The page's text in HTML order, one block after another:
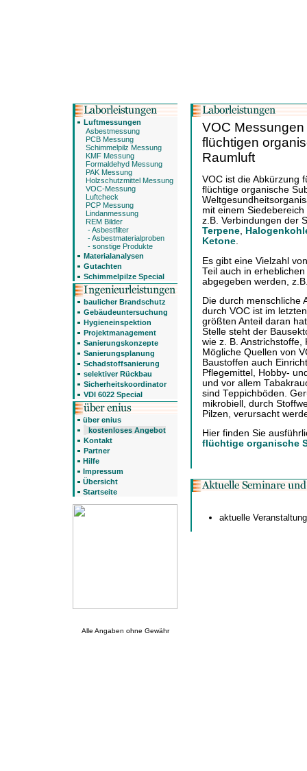
Luftmessungen
Asbestmessung
PCB Messung
Schimmelpilz Messung
KMF Messung
Formaldehyd Messung
PAK Messung
Holzschutzmittel Messung
VOC-Messung
Luftcheck
PCP Messung
Lindanmessung
REM Bilder
- Asbestfilter
- Asbestmaterialproben
- sonstige Produkte
Materialanalysen
Gutachten
Schimmelpilze Special
baulicher Brandschutz
Gebäudeuntersuchung
Hygieneinspektion
Projektmanagement
Sanierungskonzepte
Sanierungsplanung
Schadstoffsanierung
selektiver Rückbau
Sicherheitskoordinator
VDI 6022 Special
über enius
kostenloses Angebot
Kontakt
Partner
Hilfe
Impressum
Übersicht
Startseite
Alle Angaben ohne Gewähr
VOC
flüchtigen
Raumluft
VOC ist die Abkürzung
flüchtige organische
mit einem
z.B. Verbindungen der
Terpene,
Ketone.
Es gibt eine Vielzahl
Teil auch in
abgegeben werden,
Die durch menschliche
durch VOC ist im
größten Anteil daran
Stelle steht der
wie z. B. Anstrichstoffe,
Mögliche Quellen von
Baustoffen auch
Pflegemittel, Hobby-
und vor allem
sind Teppichböden.
mikrobiell, durch
Pilzen, verursacht
Hier finden Sie
flüchtige organische
aktuelle